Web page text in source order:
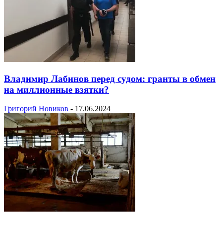
Владимир Лабинов перед судом: гранты в обмен
на миллионные взятки?
Григорий Новиков - 17.06.2024